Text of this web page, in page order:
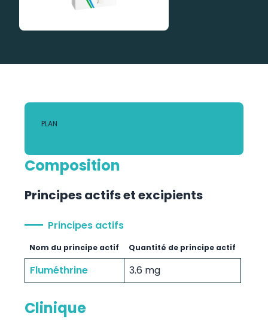
Composition
Principes actifs et excipients
Principes actifs
Nom du principe actif Quantité de principe actif
Fluméthrine 3.6 mg
Clinique
PLAN